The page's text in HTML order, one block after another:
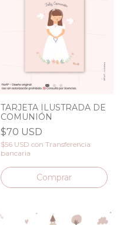
TARJETA ILUSTRADA DE
COMUNIÓN
$70 USD
$56 USD con Transferencia
bancaria